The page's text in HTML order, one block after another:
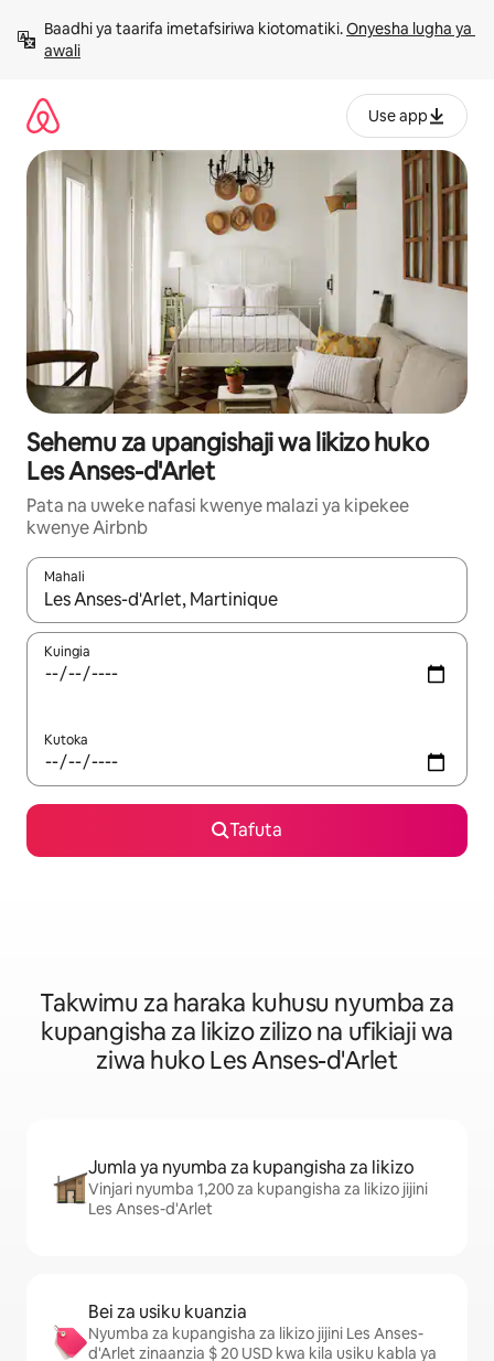
kwenda
kwenye
Baadhi ya taarifa imetafsiriwa kiotomatiki. Onyesha lugha ya
awali
Use app
Sehemu za upangishaji wa likizo huko
Les Anses-d'Arlet
Pata na uweke nafasi kwenye malazi ya kipekee
kwenye Airbnb
Mahali
Wakati matokeo yanapatikana, vinjari kwa kutumia vitufe vya
Kuingia
Kutoka
Tafuta
Takwimu za haraka kuhusu nyumba za
kupangisha za likizo zilizo na ufikiaji wa
ziwa huko Les Anses-d'Arlet
Jumla ya nyumba za kupangisha za likizo
Vinjari nyumba 1,200 za kupangisha za likizo jijini
Les Anses-d'Arlet
Bei za usiku kuanzia
Nyumba za kupangisha za likizo jijini Les Anses-
d'Arlet zinaanzia $ 20 USD kwa kila usiku kabla ya